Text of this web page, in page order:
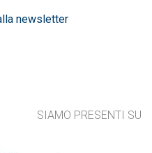
newsletter
SIAMO PRESENTI SU